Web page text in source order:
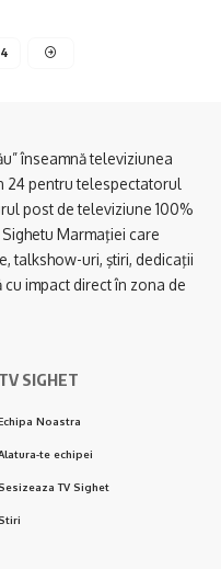
4
înseamnă televiziunea
24 pentru telespectatorul
post de televiziune 100%
Marmaţiei care
talkshow-uri, ştiri, dedicaţii
impact direct în zona de
TV SIGHET
Noastra
te echipei
Sesizeaza TV Sighet
Stiri